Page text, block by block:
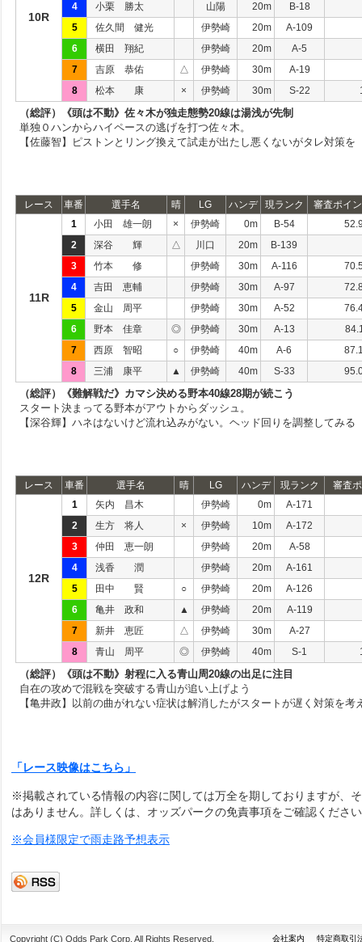
10R
4
小栗 勝太 山陽 20m
B-18
5
佐久間 健光 伊勢崎 20m
A-109
6
横田 翔紀 伊勢崎 20m
A-5
7
吉原 恭佑 △ 伊勢崎 30m
A-19
8
松本 康 × 伊勢崎 30m S-22
（総評）《頭は不動》佐々木が独走態勢20線は湯浅が先制
単独０ハンからハイペースの逃げを打つ佐々木。
【佐藤智】ピストンとリング換えて試走が出たし悪くないがタレ対策を
レース 車番 選手名 晴 LG ハンデ 現ランク 審査ポイ
11R
1 小田 雄一朗 × 伊勢崎 0m B-54
2
深谷 輝 △ 川口 20m
B-139
3
竹本 修 伊勢崎 30m A-116
4
吉田 恵輔 伊勢崎 30m A-97
5
金山 周平 伊勢崎 30m A-52
6
野本 佳章 ◎ 伊勢崎 30m A-13
7
西原 智昭 ○ 伊勢崎 40m A-6
8
三浦 康平 ▲ 伊勢崎 40m S-33
（総評）《難解戦だ》カマシ決める野本40線28期が続こう
スタート決まってる野本がアウトからダッシュ。
【深谷輝】ハネはないけど流れ込みがない。ヘッド回りを調整してみる
レース 車番 選手名 晴 LG ハンデ 現ランク 審査
12R
1 矢内 昌木 伊勢崎 0m
A-171
2
生方 将人 × 伊勢崎 10m
A-172
3
仲田 恵一朗 伊勢崎 20m
A-58
4
浅香 潤 伊勢崎 20m
A-161
5
田中 賢 ○ 伊勢崎 20m
A-126
6
亀井 政和 ▲ 伊勢崎 20m
A-119
7
新井 恵匠 △ 伊勢崎 30m
A-27
8
青山 周平 ◎ 伊勢崎 40m S-1
（総評）《頭は不動》射程に入る青山周20線の出足に注目
自在の攻めで混戦を突破する青山が追い上げよう
【亀井政】以前の曲がれない症状は解消したがスタートが遅く対策を考
「レース映像はこちら」
※掲載されている情報の内容に関しては万全を期しておりますが、
はありません。詳しくは、オッズパークの免責事項をご確認くださ
※会員様限定で雨走路予想表示
Copyright (C) Odds Park Corp. All Rights Reserved. 会社案内 特定商取引